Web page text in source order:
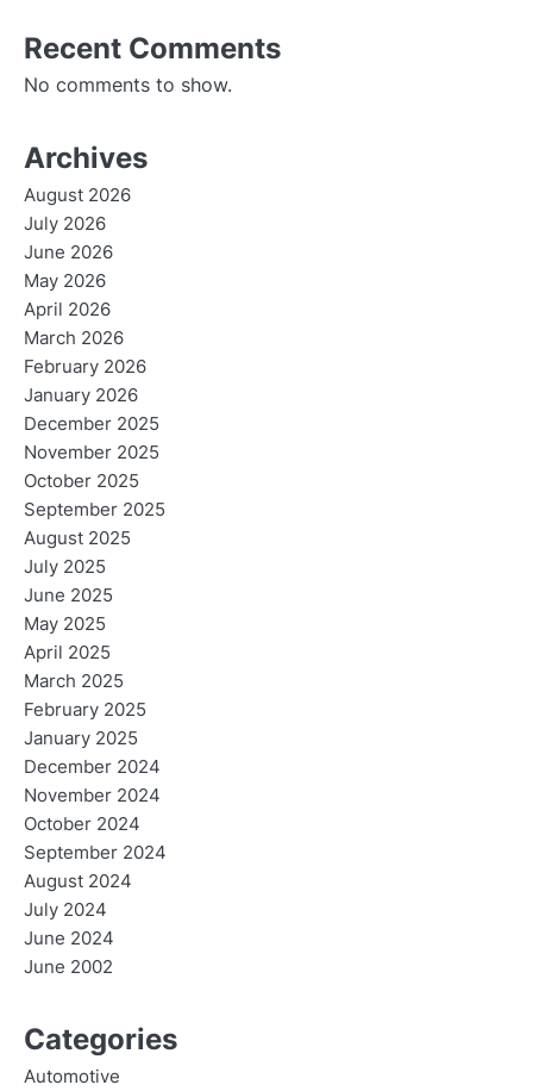
Recent Comments
No comments to show.
Archives
August 2026
July 2026
June 2026
May 2026
April 2026
March 2026
February 2026
January 2026
December 2025
November 2025
October 2025
September 2025
August 2025
July 2025
June 2025
May 2025
April 2025
March 2025
February 2025
January 2025
December 2024
November 2024
October 2024
September 2024
August 2024
July 2024
June 2024
June 2002
Categories
Automotive